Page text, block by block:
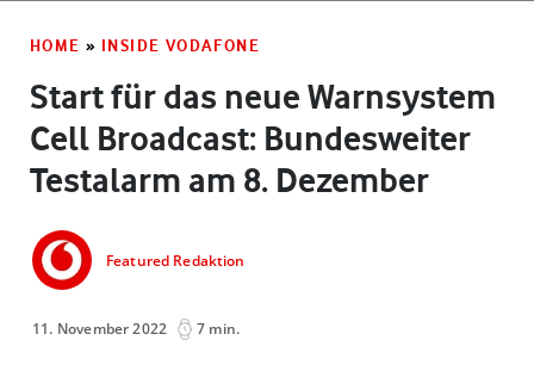
HOME » INSIDE VODAFONE
Start für das neue Warnsystem
Cell Broadcast: Bundesweiter
Testalarm am 8. Dezember
Featured Redaktion
11. November 2022 7 min.